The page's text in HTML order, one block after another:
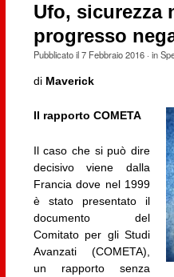
Ufo, sicurezza
progresso
Pubblicato il7 Febbraio 2016· in
di Maverick
Il rapporto COMETA
Il caso che si può dire
decisivo viene dalla
Francia dove nel 1999
è stato presentato il
documento del
Comitato per gli Studi
Avanzati (COMETA),
un rapporto senza